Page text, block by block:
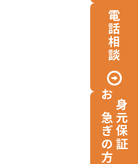
電話相談
身元保証
お急ぎの方